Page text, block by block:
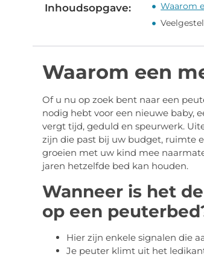
Inhoudsopgave:
Waarom
Waarom een
Of u nu op zoek bent naar een
nodig hebt voor een nieuwe baby,
vergt tijd, geduld en speurwerk.
zijn die past bij uw budget, ruimte
groeien met uw kind mee
jaren hetzelfde bed kan houden.
Wanneer is het
op een
Hier zijn enkele signalen die
Je peuter klimt uit het